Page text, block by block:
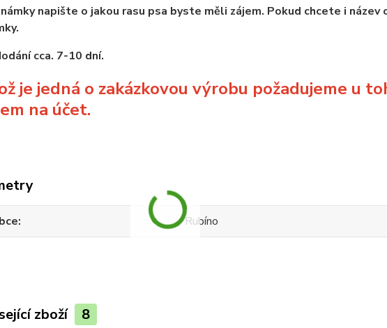
napište o jakou rasu psa byste měli zájem. Pokud chcete i
cca. 7-10 dní.
je jedná o zakázkovou výrobu požadujeme u
na účet.
Rubíno
zboží 8